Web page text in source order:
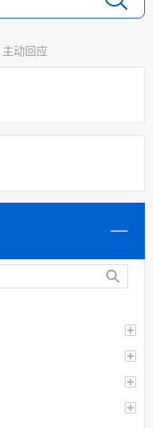
主动回应